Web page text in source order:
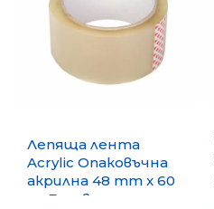
Лепяща лента
Acrylic Опаковъчна
акрилна 48 mm x 60
m, Безцветна